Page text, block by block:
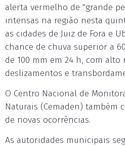
alerta vermelho de "grande
intensas na região nesta
as cidades de Juiz de Fora e
chance de chuva superior a
de 100 mm em 24 h, com alto
deslizamentos e
O Centro Nacional de
Naturais (Cemaden) também
de novas ocorrências.
As autoridades municipais